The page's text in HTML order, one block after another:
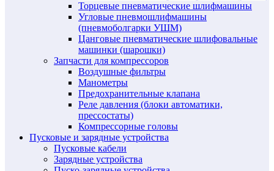
Торцевые пневматические шлифмашины
Угловые пневмошлифмашины
(пневмоболгарки УШМ)
Цанговые пневматические шлифовальные
машинки (шарошки)
Запчасти для компрессоров
Воздушные фильтры
Манометры
Предохранительные клапана
Реле давления (блоки автоматики,
прессостаты)
Компрессорные головы
Пусковые и зарядные устройства
Пусковые кабели
Зарядные устройства